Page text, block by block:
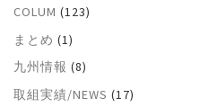
COLUM (123)
まとめ (1)
九州情報 (8)
取組実績/NEWS (17)